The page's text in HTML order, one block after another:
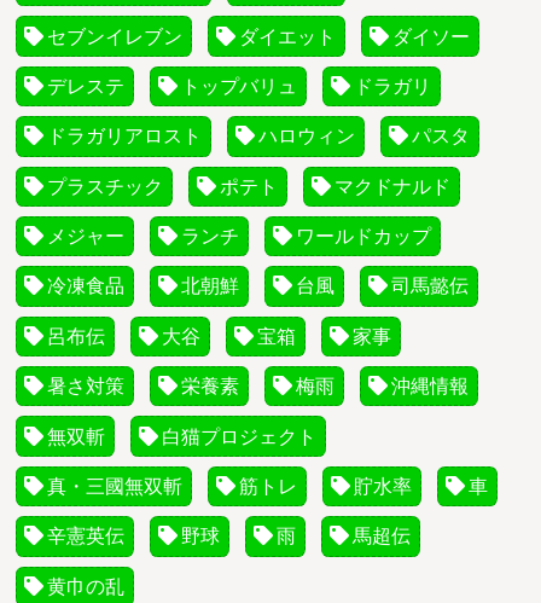
セブンイレブン ダイエット ダイソー
デレステ トップバリュ ドラガリ
ドラガリアロスト ハロウィン パスタ
プラスチック ポテト マクドナルド
メジャー ランチ ワールドカップ
冷凍食品 北朝鮮 台風 司馬懿伝
呂布伝 大谷 宝箱 家事
暑さ対策 栄養素 梅雨 沖縄情報
無双斬 白猫プロジェクト
真・三國無双斬 筋トレ 貯水率 車
辛憲英伝 野球 雨 馬超伝
黄巾の乱